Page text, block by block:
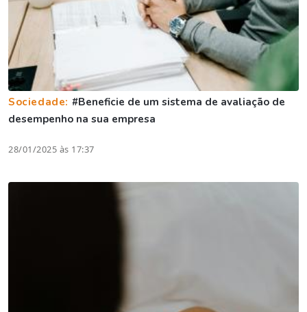
Sociedade: #Beneficie de um sistema de avaliação de
desempenho na sua empresa
28/01/2025 às 17:37